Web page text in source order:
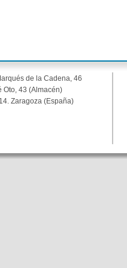
de la Cadena, 46
Oto, 43 (Almacén)
Zaragoza (España)